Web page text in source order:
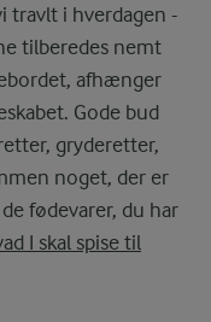
travlt i hverdagen -
tilberedes nemt
afhænger
Gode bud
gryderetter,
noget, der er
fødevarer, du har
I skal spise til